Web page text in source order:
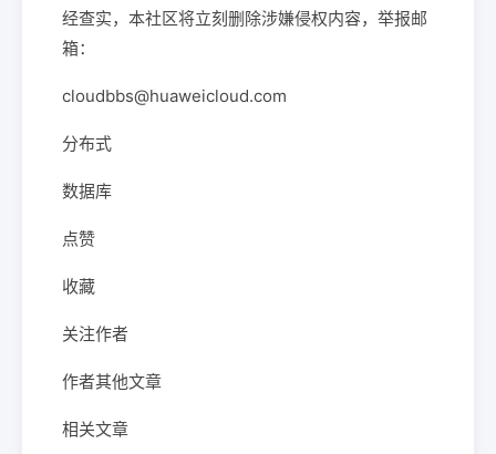
经查实，本社区将立刻删除涉嫌侵权内容，举报邮
箱：
cloudbbs@huaweicloud.com
分布式
数据库
点赞
收藏
关注作者
作者其他文章
相关文章